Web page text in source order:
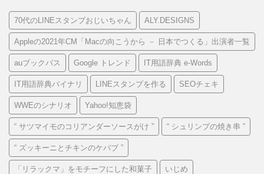
70代のLINEスタンプおじいちゃん ALY.DESIGNS
Appleの2021年CM「Macの向こうから － 日本でつくる」出演者一覧
auブックパス Google トレンド IT用語辞典 e-Words
IT用語辞典バイナリ LINEスタンプを作る SEOチェキ
WWEのシナリオ Yahoo!知恵袋
“ サツマイモのコリアンダーソースがけ ” “ シュリンプの焼き串 ”
“ ズッキーニとチキンのケバブ ”
「リラックマ」をモチーフにした和菓子 いじめ